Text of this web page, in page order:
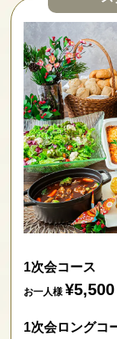
1次会コース
お一人様 ¥5,500
1次会ロングコ